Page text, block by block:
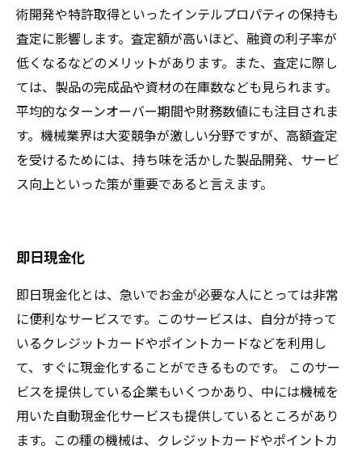
術開発や特許取得といったインテルプロパティの保持も
査定に影響します。査定額が高いほど、融資の利子率が
低くなるなどのメリットがあります。また、査定に際し
ては、製品の完成品や資材の在庫数なども見られます。
平均的なターンオーバー期間や財務数値にも注目されま
す。機械業界は大変競争が激しい分野ですが、高額査定
を受けるためには、持ち味を活かした製品開発、サービ
ス向上といった策が重要であると言えます。
即日現金化
即日現金化とは、急いでお金が必要な人にとっては非常
に便利なサービスです。このサービスは、自分が持って
いるクレジットカードやポイントカードなどを利用し
て、すぐに現金化することができるものです。 このサー
ビスを提供している企業もいくつかあり、中には機械を
用いた自動現金化サービスも提供しているところがあり
ます。この種の機械は、クレジットカードやポイントカ